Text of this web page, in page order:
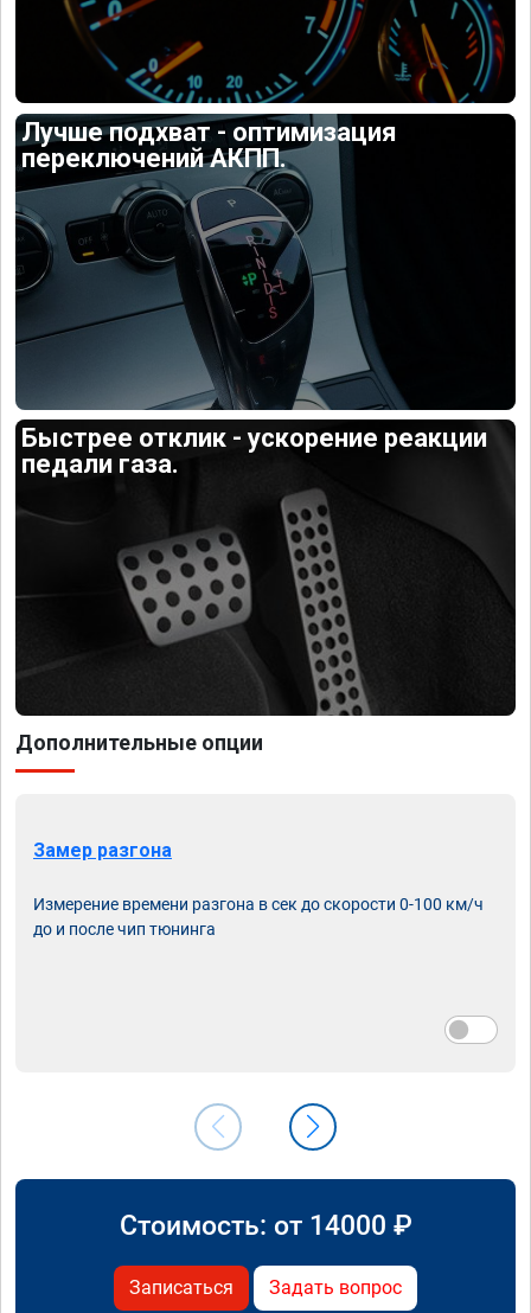
Лучше подхват - оптимизация
переключений АКПП.
Быстрее отклик - ускорение реакции
педали газа.
Дополнительные опции
Замер разгона
Измерение времени разгона в сек до скорости 0-100 км/ч
до и после чип тюнинга
Стоимость: от 14000 ₽
Записаться Задать вопрос